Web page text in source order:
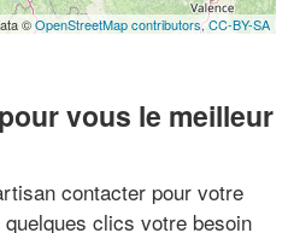
©OpenStreetMap contributors,CC-BY-SA
vous le meilleur
contacter pour votre
clics votre besoin